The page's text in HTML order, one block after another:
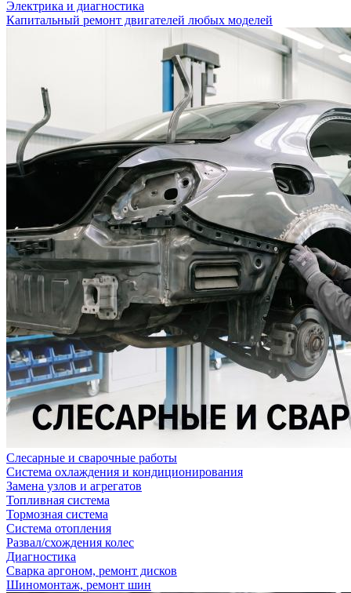
Электрика и диагностика
Капитальный ремонт двигателей любых моделей
Слесарные и сварочные работы
Система охлаждения и кондиционирования
Замена узлов и агрегатов
Топливная система
Тормозная система
Система отопления
Развал/схождения колес
Диагностика
Сварка аргоном, ремонт дисков
Шиномонтаж, ремонт шин